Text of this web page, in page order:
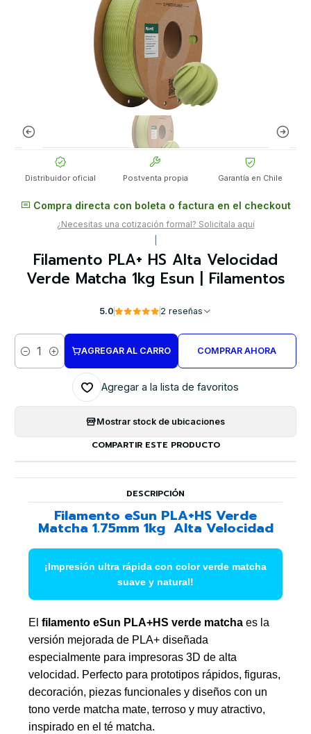
Distribuidor oficial Postventa propia Garantía en Chile
Compra directa con boleta o factura en el checkout
¿Necesitas una cotización formal? Solicítala aquí
Filamento PLA+ HS Alta Velocidad
Verde Matcha 1kg Esun | Filamentos
5.0 2 reseñas
Cantidad
AGREGAR AL CARRO COMPRAR AHORA
Agregar a la lista de favoritos
Mostrar stock de ubicaciones
COMPARTIR ESTE PRODUCTO
DESCRIPCIÓN
Filamento eSun PLA+HS Verde
Matcha 1.75mm 1kg  Alta Velocidad
¡Impresión ultra rápida con color verde matcha
suave y natural!
El filamento eSun PLA+HS verde matcha es la
versión mejorada de PLA+ diseñada
especialmente para impresoras 3D de alta
velocidad. Perfecto para prototipos rápidos, figuras,
decoración, piezas funcionales y diseños con un
tono verde matcha mate, terroso y muy atractivo,
inspirado en el té matcha.